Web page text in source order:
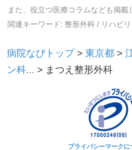
また、役立つ医療コラムなども掲載
関連キーワード: 整形外科 / リハビ
病院なびトップ > 東京都 >
ン科... > まつえ整形外科
プライバシーマークに